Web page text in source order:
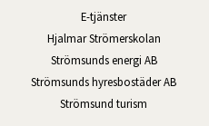
E-tjänsterLänk till annan
Hjalmar StrömerskolanLänk till
Strömsunds energi ABLänk till
Strömsunds hyresbostäder ABLänk
Strömsund turism